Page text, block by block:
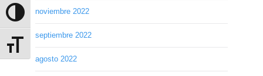
Alternar alto contraste
Alternar tamaño de letra
noviembre 2022
septiembre 2022
agosto 2022